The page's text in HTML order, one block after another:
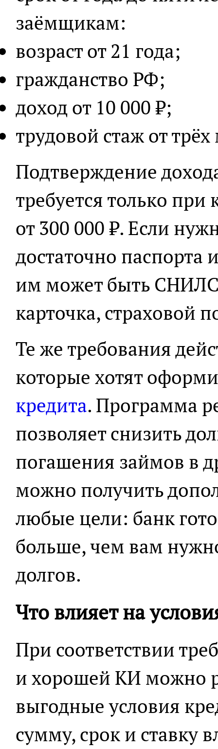
заёмщикам:
возраст от 21 года;
гражданство РФ;
доход от 10 000 ₽;
трудовой стаж от
Подтверждение
требуется только
от 300 000 ₽. Если
достаточно паспорта
им может быть
карточка, страховой
Те же требования
которые хотят
кредита. Программа
позволяет снизить
погашения займов в
можно получить
любые цели: банк
больше, чем вам
долгов.
Что влияет на
При соответствии
и хорошей КИ можно
выгодные условия
сумму, срок и ставку